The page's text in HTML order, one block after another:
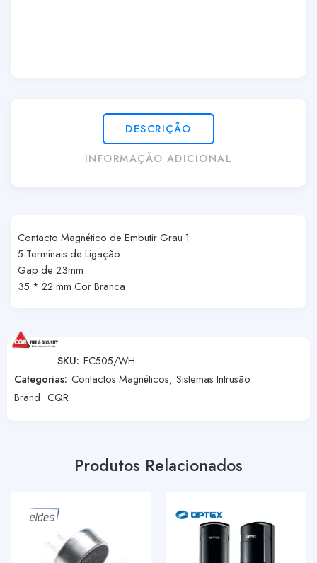
DESCRIÇÃO
INFORMAÇÃO ADICIONAL
Contacto Magnético de Embutir Grau 1
5 Terminais de Ligação
Gap de 23mm
35 * 22 mm Cor Branca
SKU: FC505/WH
Categorias: Contactos Magnéticos, Sistemas Intrusão
Brand: CQR
Produtos Relacionados